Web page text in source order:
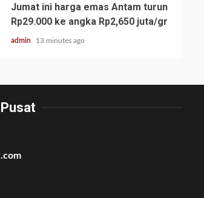
Jumat ini harga emas Antam turun
Rp29.000 ke angka Rp2,650 juta/gr
admin 13 minutes ago